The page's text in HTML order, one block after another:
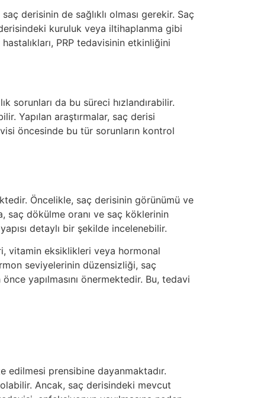
derisinin de sağlıklı olması gerekir. Saç
kuruluk veya iltihaplanma gibi
PRP tedavisinin etkinliğini
sorunları da bu süreci hızlandırabilir.
Yapılan araştırmalar, saç derisi
öncesinde bu tür sorunların kontrol
Öncelikle, saç derisinin görünümü ve
saç dökülme oranı ve saç köklerinin
detaylı bir şekilde incelenebilir.
vitamin eksiklikleri veya hormonal
seviyelerinin düzensizliği, saç
yapılmasını önermektedir. Bu, tedavi
edilmesi prensibine dayanmaktadır.
Ancak, saç derisindeki mevcut